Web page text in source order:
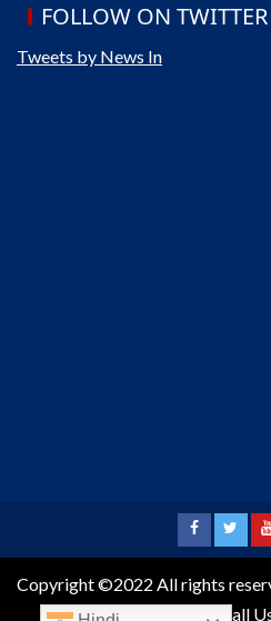
FOLLOW ON TWITTER
Tweets by News In
Copyright ©2022 All rights
and Development call